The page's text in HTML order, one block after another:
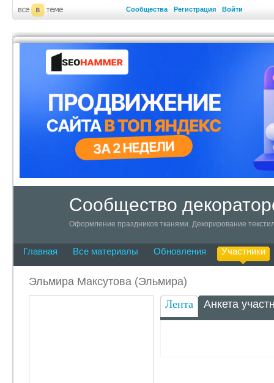
Сообщества Регистрация Войти
Сообщество
Оформление праздников тканями. Декорирование
Главная Все материалы Обновления Участники
Эльмира Максутова (Эльмира)
Лента
Анкета